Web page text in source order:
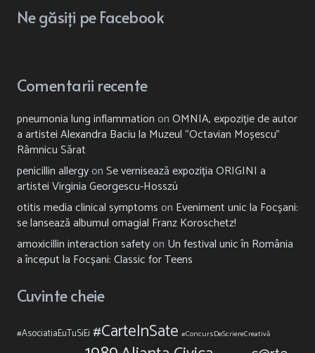
Negăsiți pe Facebook
Comentarii recente
pneumonia lung inflammationonOMNIA, expoziție de autor
a artistei Alexandra Baciu la Muzeul “Octavian Moșescu”
Râmnicu Sărat
penicillin allergyonSe vernisează expoziția ORIGINI a
artistei Virginia Georgescu-Hosszú
otitis media clinical symptomson Eveniment unic la Focșani:
se lansează albumul omagial Franz Koroschetz!
amoxicillin interaction safetyon Un festival unic în România
a început la Focșani: Classic for Teens
Cuvinte cheie
#AsociatiaEuTuSiEi #CarteInSate #ConcursDeScriereCreativă